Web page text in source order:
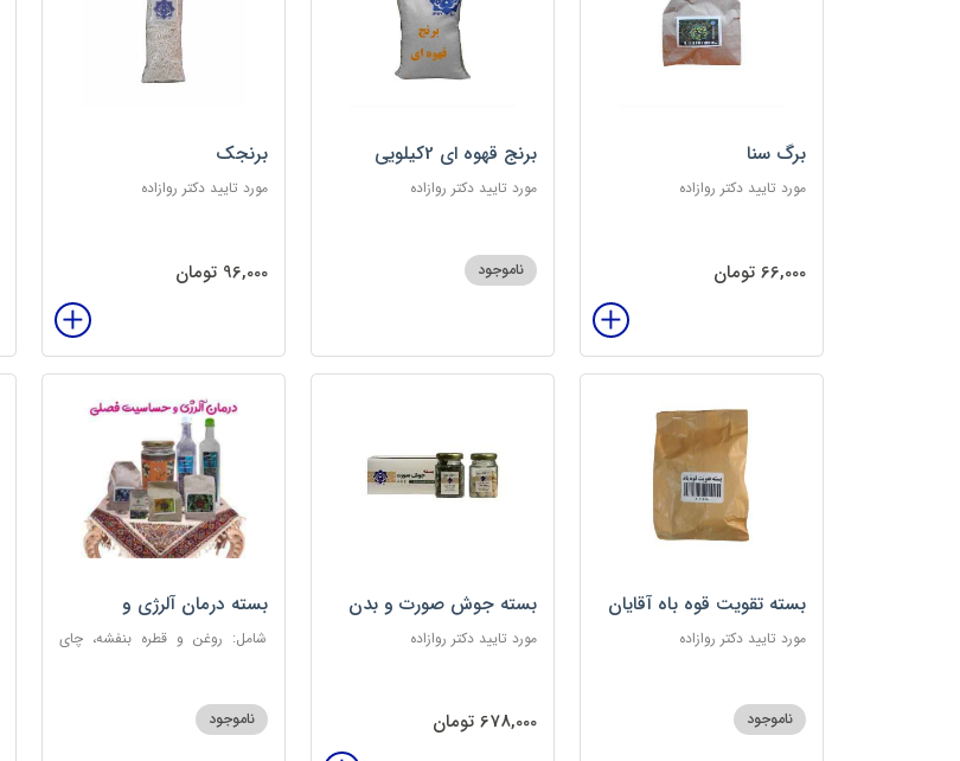
برگ سنا
مورد تایید دکتر روازاده
66,000 تومان
برنج قهوه ای 2کیلویی
مورد تایید دکتر روازاده
ناموجود
برنجک
مورد تایید دکتر روازاده
96,000 تومان
بسته تقویت قوه باه آقایان
مورد تایید دکتر روازاده
ناموجود
بسته جوش صورت و بدن
مورد تایید دکتر روازاده
678,000 تومان
بسته درمان آلرژی و
حساسیت فصلی
شامل: روغن و قطره بنفشه، چای
3 ستاره ناموجود